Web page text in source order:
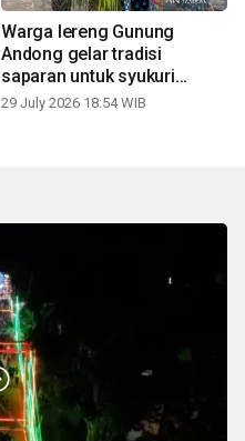
Warga lereng Gunung
Andong gelar tradisi
saparan untuk syukuri
panen
29 July 2026 18:54 WIB